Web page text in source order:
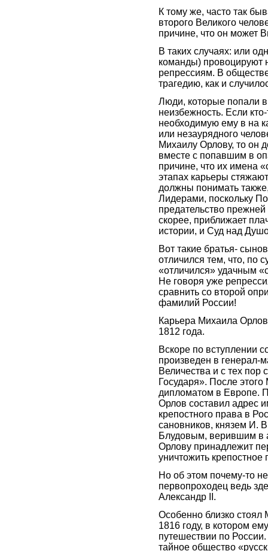
К тому же, часто так
второго Великого
причине, что он может
В таких случаях: или
команды) провоцируют
репрессиям. В
трагедию, как и
Люди, которые попали
неизбежность. Если
необходимую ему в на
или незаурядного
Михаилу Орлову, то он
вместе с попавшим в
причине, что их имена
этапах карьеры
должны понимать
Лидерами, поскольку
предательство
скорее, приближает
истории, и Суд над
Вот такие братья-
отличился тем, что, по
«отличился» удачным
Не говоря уже
сравнить со второй
фамилий России!
Карьера Михаила
1812 года.
Вскоре по вступлении
произведен в генерал-
Величества и с тех пор
Государя». После
дипломатом в Европе.
Орлов составил адрес
крепостного права в
сановников, князем И.
Блудовым, верившим в
Орлову принадлежит
уничтожить крепостное
Но об этом почему-то
первопроходец ведь
Александр II.
Особенно близко стоял
1816 году, в котором
путешествии по
тайное общество